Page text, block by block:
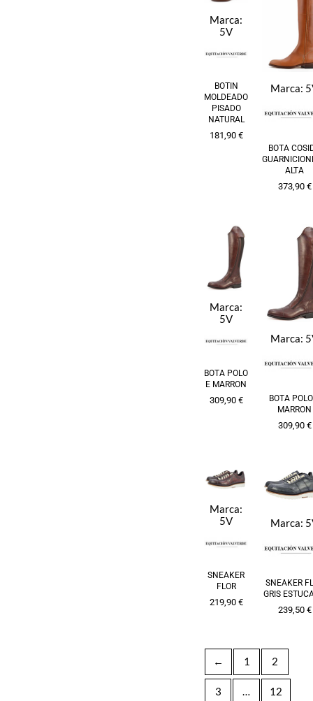
Marca:
5V
BOTIN
MOLDEADO
PISADO
NATURAL
181,90 €
Marca:
BOTA
ALTA
373,90 €
Marca:
5V
BOTA POLO
E MARRON
309,90 €
Marca:
BOTA
MARRON
309,90 €
Marca:
5V
SNEAKER
FLOR
219,90 €
Marca:
SNEAKER
GRIS
239,50 €
← 1 2
3 … 12